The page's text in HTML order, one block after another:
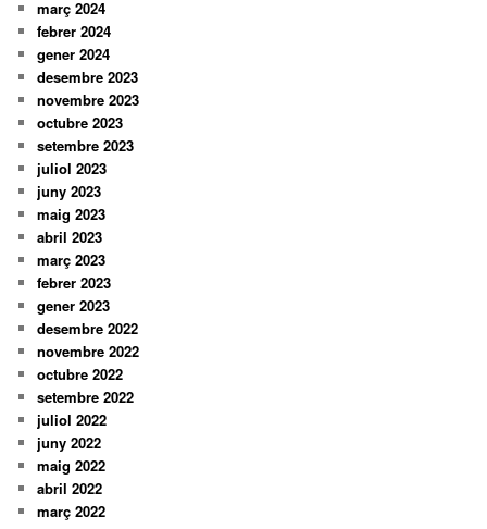
març 2024
febrer 2024
gener 2024
desembre 2023
novembre 2023
octubre 2023
setembre 2023
juliol 2023
juny 2023
maig 2023
abril 2023
març 2023
febrer 2023
gener 2023
desembre 2022
novembre 2022
octubre 2022
setembre 2022
juliol 2022
juny 2022
maig 2022
abril 2022
març 2022